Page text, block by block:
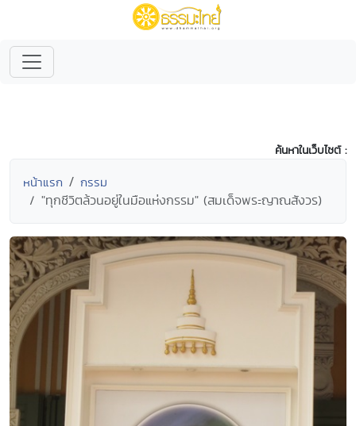
ค้นหาในเว็บไซต์ :
หน้าแรก กรรม
"ทุกชีวิตล้วนอยู่ในมือแห่งกรรม" (สมเด็จพระญาณสังวร)